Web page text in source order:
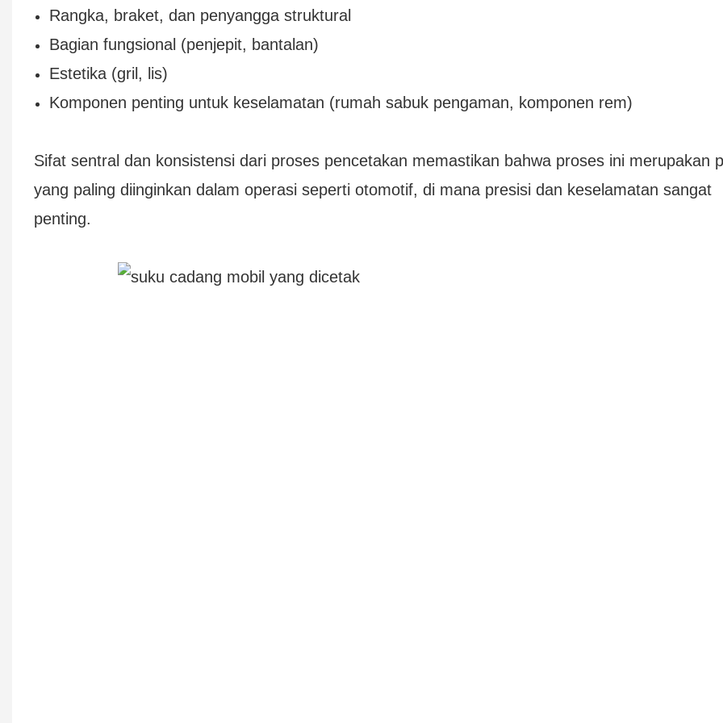
Rangka, braket, dan penyangga struktural
Bagian fungsional (penjepit, bantalan)
Estetika (gril, lis)
Komponen penting untuk keselamatan (rumah sabuk pengaman, komponen rem)
Sifat sentral dan konsistensi dari proses pencetakan memastikan bahwa proses ini merupakan
yang paling diinginkan dalam operasi seperti otomotif, di mana presisi dan keselamatan sangat
penting.